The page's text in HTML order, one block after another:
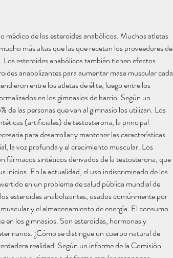
médico de los esteroides anabólicos. Muchos atletas
más altas que las que recetan los proveedores de
esteroides anabólicos también tienen efectos
anabolizantes para aumentar masa muscular cada
entre los atletas de élite, luego entre los
en los gimnasios de barrio. Según un
de las personas que van al gimnasio los utilizan. Los
(artificiales) de testosterona, la principal
para desarrollar y mantener las características
la voz profunda y el crecimiento muscular. Los
fármacos sintéticos derivados de la testosterona, que
inicios. En la actualidad, el uso indiscriminado de los
en un problema de salud pública mundial de
esteroides anabolizantes, usados comúnmente por
y el almacenamiento de energía. El consumo
en los gimnasios. Son esteroides, hormonas y
¿Cómo se distingue un cuerpo natural de
realidad. Según un informe de la Comisión